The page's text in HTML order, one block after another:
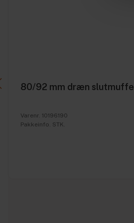
80/92 mm dræn slutmuffe
Varenr. 10196190
Pakkeinfo. STK.